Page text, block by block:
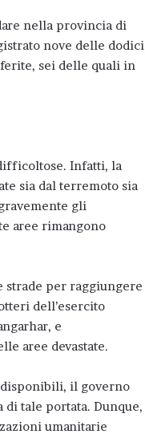
nella provincia di
nove delle dodici
sei delle quali in
Infatti, la
sia dal terremoto sia
gli
aree rimangono
strade per raggiungere
dell’esercito
e
aree devastate.
disponibili, il governo
di tale portata. Dunque,
umanitarie